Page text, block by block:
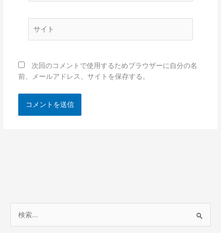
*
次回のコメントで使用するためブラウザーに自分の名
前、メールアドレス、サイトを保存する。